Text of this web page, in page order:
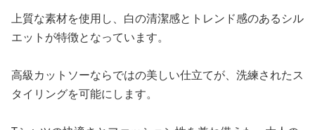
上質な素材を使用し、白の清潔感とトレンド感のあるシル
エットが特徴となっています。
高級カットソーならではの美しい仕立てが、洗練されたス
タイリングを可能にします。